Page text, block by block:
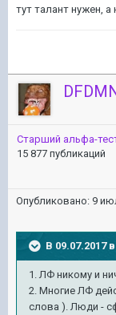
тут талант нужен,
Старший альфа-
15 877 публикаций
Опубликовано: 9
В 09.07.2017
1. ЛФ никому и
2. Многие ЛФ
слова ). Люди -